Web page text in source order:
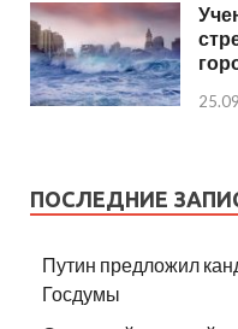
ПОСЛЕДНИЕ
Путин предложил
Госдумы